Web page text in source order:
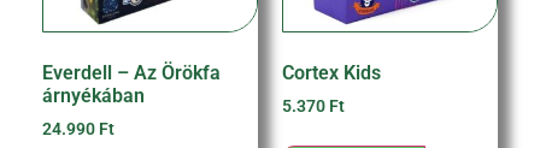
Everdell – Az Örökfa
árnyékában
24.990 Ft
Cortex Kids
5.370 Ft